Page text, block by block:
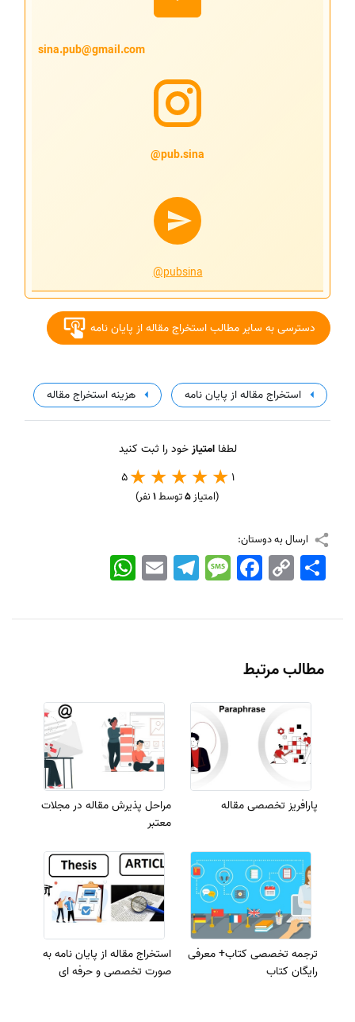
sina.pub@gmail.com
pub.sina@
@pubsina
دسترسی به سایر مطالب استخراج مقاله از پایان نامه
استخراج مقاله از پایان نامه هزینه استخراج مقاله
لطفاامتیازخود را ثبت کنید
1
5
(امتیاز5توسط1نفر)
ارسال به دوستان:
WhatsApp EmailTelegramMessageFacebook Copy
Link
اشتراک
مطالب مرتبط
پارافریز تخصصی مقاله
مراحل پذیرش مقاله در مجلات
معتبر
ترجمه تخصصی کتاب+ معرفی
رایگان کتاب
استخراج مقاله از پایان نامه به
صورت تخصصی و حرفه ای